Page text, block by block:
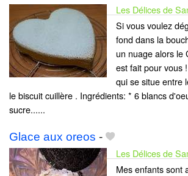
Les Délices de
Si vous voulez
fond dans la
un nuage alors le
est fait pour vous
qui se situe entre
le biscuit cuillère . Ingrédients: * 6 blancs
sucre......
Glace aux oreos -
Les Délices de
Mes enfants sont